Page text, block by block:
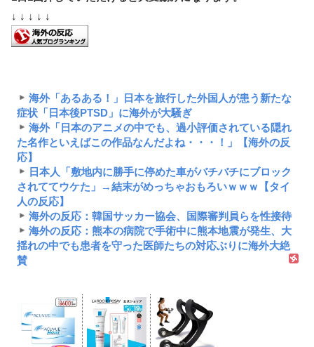
↓ ↓ ↓ ↓ ↓
海外「あるある！」日本を旅行した外国人が患う新たな
症状「日本後PTSD」に海外が大騒ぎ
海外「日本のアニメの中でも、過小評価されている隠れ
た名作といえばこの作品なんだよね・・・！」【海外の反
応】
日本人「敷地内に勝手に停めた車がバチバチにブロック
されててウケた」→結末がめっちゃおもろいｗｗｗ【タイ
人の反応】
海外の反応：韓国サッカー協会、国際審判員らを性接待
海外の反応：熊本の病院で手術中に熊本地震が発生、大
揺れの中でも患者を守った医師たちの対応ぶりに海外大絶
賛